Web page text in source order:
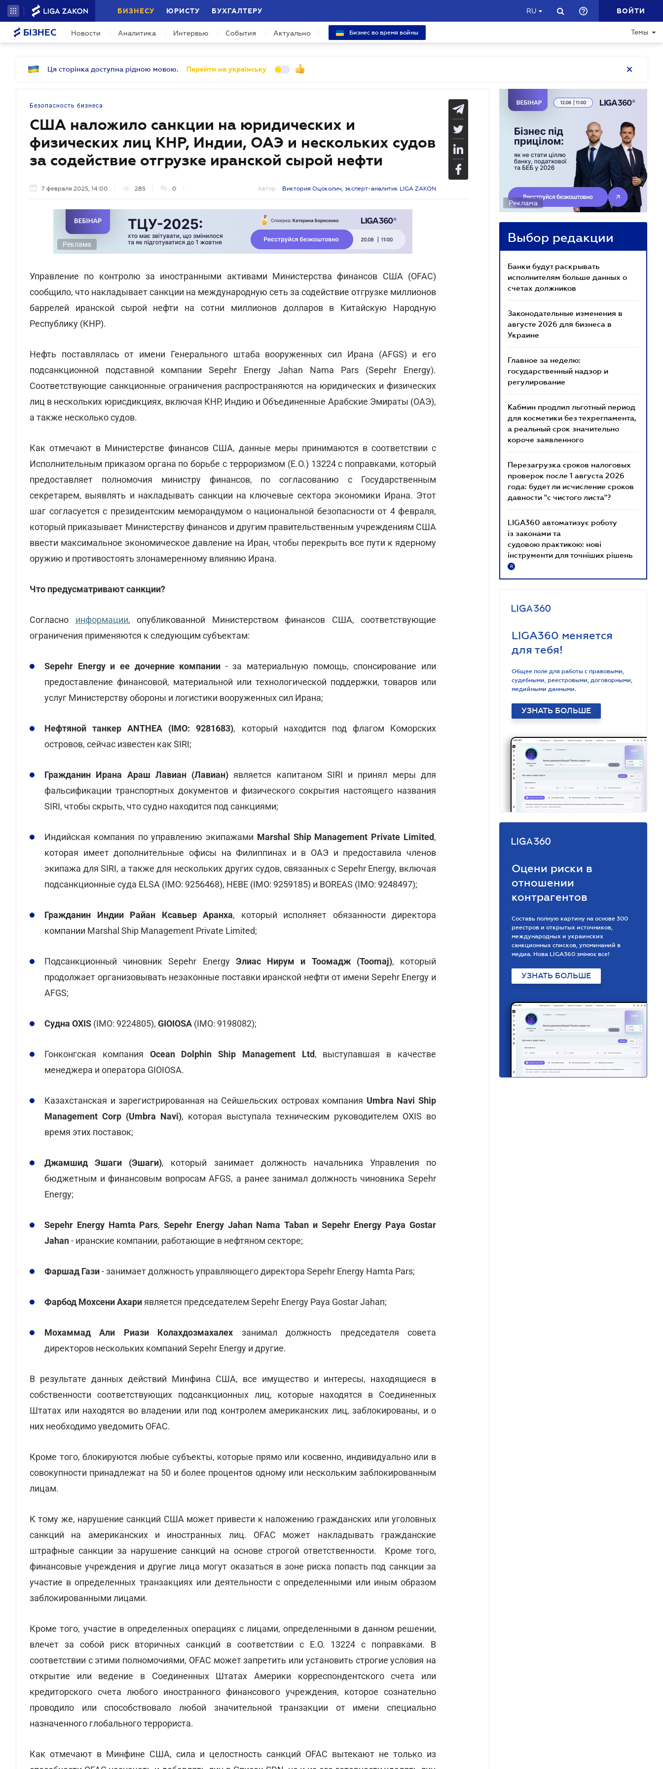
БИЗНЕСУ ЮРИСТУ БУХГАЛТЕРУ RU ВОЙТИ
БІЗНЕС Новости Аналитика Интервью События Актуально Бизнес во время войны Темы
Ця сторінка доступна рідною мовою. Перейти на українську
Безопасность бизнеса
США наложило санкции на юридических и
физических лиц КНР, Индии, ОАЭ и нескольких судов
за содействие отгрузке иранской сырой нефти
7 февраля 2025, 14:00 285 0 Автор: Виктория Оцоколич, эксперт-аналитик LIGA ZAKON
Реклама
Управление по контролю за иностранными активами Министерства финансов США (OFAC)
сообщило, что накладывает санкции на международную сеть за содействие отгрузке миллионов
баррелей иранской сырой нефти на сотни миллионов долларов в Китайскую Народную
Республику (КНР).
Нефть поставлялась от имени Генерального штаба вооруженных сил Ирана (AFGS) и его
подсанкционной подставной компании Sepehr Energy Jahan Nama Pars (Sepehr Energy).
Соответствующие санкционные ограничения распространяются на юридических и физических
лиц в нескольких юрисдикциях, включая КНР, Индию и Объединенные Арабские Эмираты (ОАЭ),
а также несколько судов.
Как отмечают в Министерстве финансов США, данные меры принимаются в соответствии с
Исполнительным приказом органа по борьбе с терроризмом (E.O.) 13224 с поправками, который
предоставляет полномочия министру финансов, по согласованию с Государственным
секретарем, выявлять и накладывать санкции на ключевые сектора экономики Ирана. Этот
шаг согласуется с президентским меморандумом о национальной безопасности от 4 февраля,
который приказывает Министерству финансов и другим правительственным учреждениям США
ввести максимальное экономическое давление на Иран, чтобы перекрыть все пути к ядерному
оружию и противостоять злонамеренному влиянию Ирана.
Что предусматривают санкции?
Согласно информации, опубликованной Министерством финансов США, соответствующие
ограничения применяются к следующим субъектам:
Sepehr Energy и ее дочерние компании - за материальную помощь, спонсирование или
предоставление финансовой, материальной или технологической поддержки, товаров или
услуг Министерству обороны и логистики вооруженных сил Ирана;
Нефтяной танкер ANTHEA (IMO: 9281683), который находится под флагом Коморских
островов, сейчас известен как SIRI;
Гражданин Ирана Араш Лавиан (Лавиан) является капитаном SIRI и принял меры для
фальсификации транспортных документов и физического сокрытия настоящего названия
SIRI, чтобы скрыть, что судно находится под санкциями;
Индийская компания по управлению экипажами Marshal Ship Management Private Limited,
которая имеет дополнительные офисы на Филиппинах и в ОАЭ и предоставила членов
экипажа для SIRI, а также для нескольких других судов, связанных с Sepehr Energy, включая
подсанкционные суда ELSA (IMO: 9256468), HEBE (IMO: 9259185) и BOREAS (IMO: 9248497);
Гражданин Индии Райан Ксавьер Аранха, который исполняет обязанности директора
компании Marshal Ship Management Private Limited;
Подсанкционный чиновник Sepehr Energy Элиас Нирум и Тоомадж (Toomaj), который
продолжает организовывать незаконные поставки иранской нефти от имени Sepehr Energy и
AFGS;
Судна OXIS (IMO: 9224805), GIOIOSA (IMO: 9198082);
Гонконгская компания Ocean Dolphin Ship Management Ltd, выступавшая в качестве
менеджера и оператора GIOIOSA.
Казахстанская и зарегистрированная на Сейшельских островах компания Umbra Navi Ship
Management Corp (Umbra Navi), которая выступала техническим руководителем OXIS во
время этих поставок;
Джамшид Эшаги (Эшаги), который занимает должность начальника Управления по
бюджетным и финансовым вопросам AFGS, а ранее занимал должность чиновника Sepehr
Energy;
Sepehr Energy Hamta Pars,Sepehr Energy Jahan Nama Taban и Sepehr Energy Paya Gostar
Jahan- иранские компании, работающие в нефтяном секторе;
Фаршад Гази- занимает должность управляющего директора Sepehr Energy Hamta Pars;
Фарбод Мохсени Ахари является председателем Sepehr Energy Paya Gostar Jahan;
Мохаммад Али Риази Колахдозмахалех занимал должность председателя совета
директоров нескольких компаний Sepehr Energy и другие.
В результате данных действий Минфина США, все имущество и интересы, находящиеся в
собственности соответствующих подсанкционных лиц, которые находятся в Соединенных
Штатах или находятся во владении или под контролем американских лиц, заблокированы, и о
них необходимо уведомить OFAC.
Кроме того, блокируются любые субъекты, которые прямо или косвенно, индивидуально или в
совокупности принадлежат на 50 и более процентов одному или нескольким заблокированным
лицам.
К тому же, нарушение санкций США может привести к наложению гражданских или уголовных
санкций на американских и иностранных лиц. OFAC может накладывать гражданские
штрафные санкции за нарушение санкций на основе строгой ответственности. Кроме того,
финансовые учреждения и другие лица могут оказаться в зоне риска попасть под санкции за
участие в определенных транзакциях или деятельности с определенными или иным образом
заблокированными лицами.
Кроме того, участие в определенных операциях с лицами, определенными в данном решении,
влечет за собой риск вторичных санкций в соответствии с E.O. 13224 с поправками. В
соответствии с этими полномочиями, OFAC может запретить или установить строгие условия на
открытие или ведение в Соединенных Штатах Америки корреспондентского счета или
кредиторского счета любого иностранного финансового учреждения, которое сознательно
проводило или способствовало любой значительной транзакции от имени специально
назначенного глобального террориста.
Как отмечают в Минфине США, сила и целостность санкций OFAC вытекают не только из
Реклама
Выбор редакции
Банки будут раскрывать
исполнителям больше данных о
счетах должников
Законодательные изменения в
августе 2026 для бизнеса в
Украине
Главное за неделю:
государственный надзор и
регулирование
Кабмин продлил льготный период
для косметики без техрегламента,
а реальный срок значительно
короче заявленного
Перезагрузка сроков налоговых
проверок после 1 августа 2026
года: будет ли исчисление сроков
давности "с чистого листа"?
LIGA360 автоматизує роботу
із законами та
судовою практикою: нові
інструменти для точніших рішень
R
LIGA360 меняется
для тебя!
Общее поле для работы с правовыми,
судебными, реестровыми, договорными,
медийными данными.
УЗНАТЬ БОЛЬШЕ
Оцени риски в
отношении
контрагентов
Составь полную картину на основе 300
реестров и открытых источников,
международных и украинских
санкционных списков, упоминаний в
медиа. Нова LIGA360 змінює все!
УЗНАТЬ БОЛЬШЕ